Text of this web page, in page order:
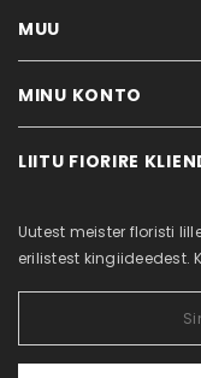
Ostutingimused
Kontakt
Ärikliendile
MUU
Kaubamärgid
Uued tooted
MINU KONTO
Minu konto
Tellitud tooted
LIITU FIORIRE
Uutest meister floristi
erilistest kingiideedest.